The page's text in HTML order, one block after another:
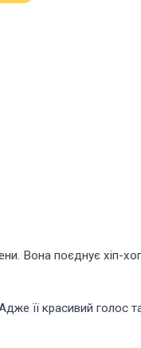
Вона поєднує
її красивий голос